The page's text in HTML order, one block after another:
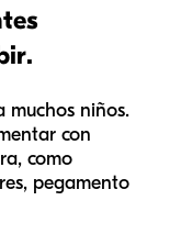
muchos niños.
con
como
pegamento